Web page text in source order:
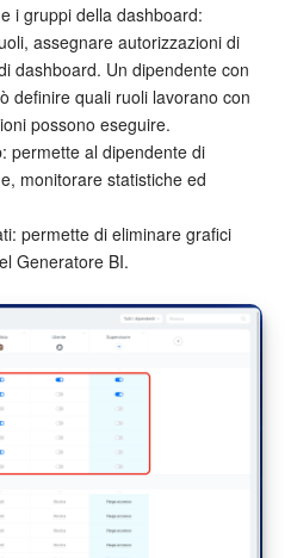
i gruppi della dashboard:
assegnare autorizzazioni di
dashboard. Un dipendente con
definire quali ruoli lavorano con
possono eseguire.
permette al dipendente di
monitorare statistiche ed
permette di eliminare grafici
Generatore BI.